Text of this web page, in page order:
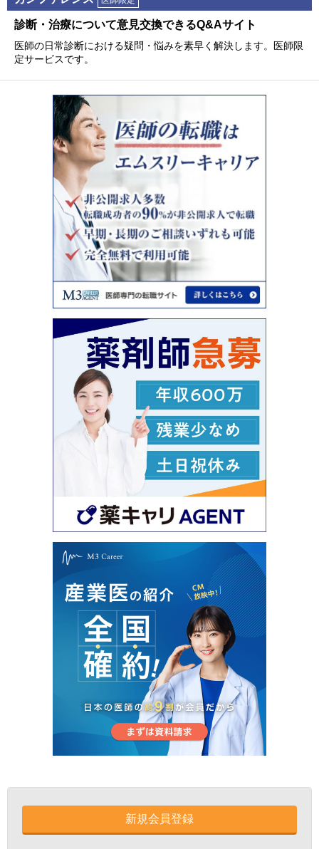
診断・治療について意⾒交換できるQ&Aサイト
医師の⽇常診断における疑問・悩みを素早く解決します。医師限
定サービスです。
新規会員登録